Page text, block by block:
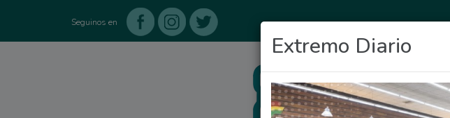
Seguinos en
Extremo Diario